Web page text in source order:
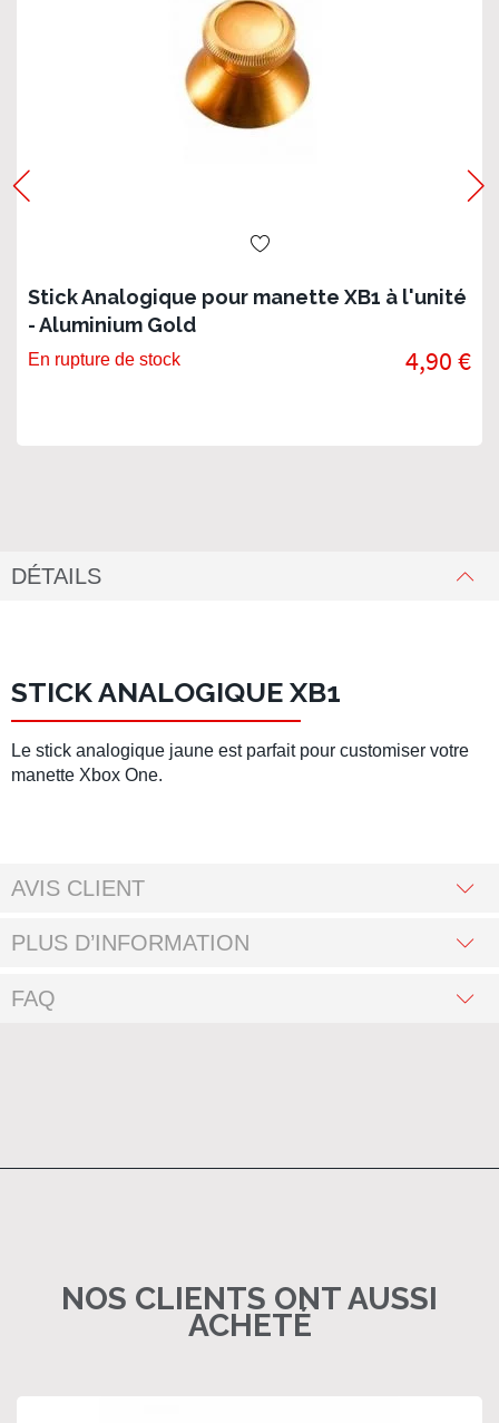
Stick Analogique pour manette XB1 à l'unité
- Aluminium Gold
En rupture de stock 4,90 €
DÉTAILS
STICK ANALOGIQUE XB1
Le stick analogique jaune est parfait pour customiser votre
manette Xbox One.
AVIS CLIENT
PLUS D’INFORMATION
FAQ
NOS CLIENTS ONT AUSSI
ACHETÉ